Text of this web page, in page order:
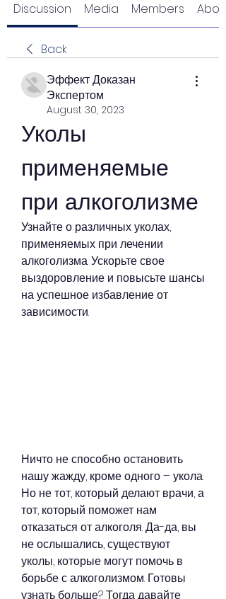
Discussion Media Members About
Back
Эффект Доказан
Экспертом
August 30, 2023
Уколы
применяемые
при алкоголизме
Узнайте о различных уколах,
применяемых при лечении
алкоголизма. Ускорьте свое
выздоровление и повысьте шансы
на успешное избавление от
зависимости.
Ничто не способно остановить
нашу жажду, кроме одного – укола.
Но не тот, который делают врачи, а
тот, который поможет нам
отказаться от алкоголя. Да-да, вы
не ослышались, существуют
уколы, которые могут помочь в
борьбе с алкоголизмом. Готовы
узнать больше? Тогда давайте